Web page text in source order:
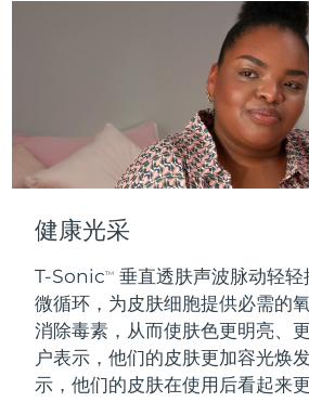
健康光采
T-SonicTM
垂直透肤声波脉动轻
微循环，为皮肤细胞提供必需的
消除毒素，从而使肤色更明亮、
户表示，他们的皮肤更加容光焕
示，他们的皮肤在使用后看起来
台灣
泰國
土耳其
阿拉伯聯合大公國
英國